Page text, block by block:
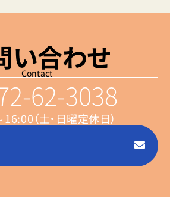
い合わせ
Contact
62-3038
（土・日曜定休日）